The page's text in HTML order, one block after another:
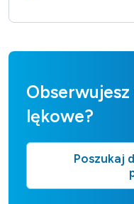
lękowe?
Poszukaj